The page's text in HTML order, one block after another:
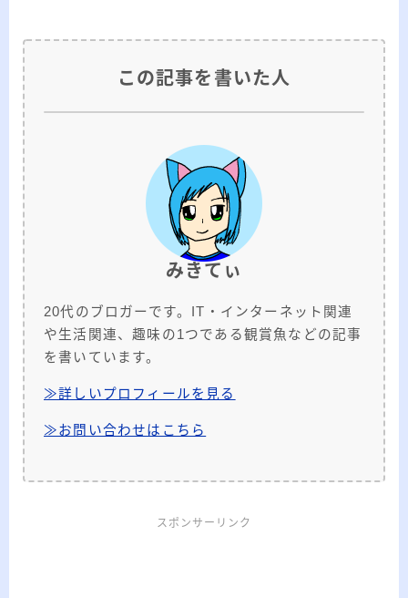
この記事を書いた人
みきてぃ
20代のブロガーです。IT・インターネット関連
や生活関連、趣味の1つである観賞魚などの記事
を書いています。
≫詳しいプロフィールを見る
≫お問い合わせはこちら
スポンサーリンク